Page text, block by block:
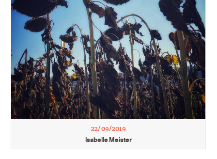
22/09/2019
Isabelle Meister